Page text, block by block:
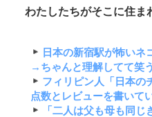
わたしたちがそこに住ま
日本の新宿駅が怖いネ
→ちゃんと理解してて笑
フィリピン人「日本の
点数とレビューを書いて
「二人は父も母も同